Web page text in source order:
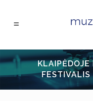
KLAIPĖDOJE
FESTIVALIS